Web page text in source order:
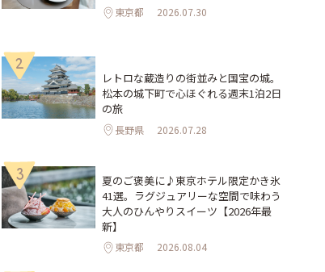
東京都 2026.07.30
2
レトロな蔵造りの街並みと国宝の城。
松本の城下町で心ほぐれる週末1泊2日
の旅
長野県 2026.07.28
3
夏のご褒美に♪東京ホテル限定かき氷
41選。ラグジュアリーな空間で味わう
大人のひんやりスイーツ【2026年最
新】
東京都 2026.08.04